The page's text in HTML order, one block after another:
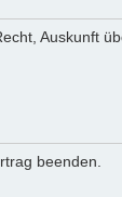
Auskunft
beenden.